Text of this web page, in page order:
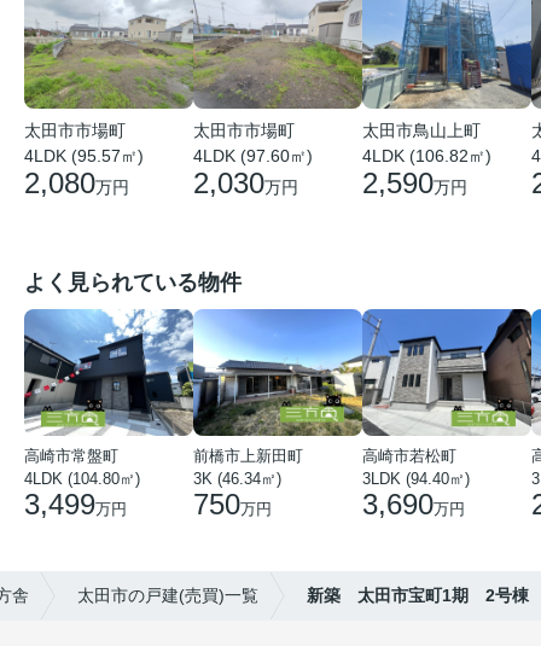
太田市市場町
4LDK (95.57㎡)
2,080万円
太田市市場町
4LDK (97.60㎡)
2,030万円
太田市鳥山上町
4LDK (106.82㎡)
2,590万円
よく見られている物件
高崎市常盤町
4LDK (104.80㎡)
3,499万円
前橋市上新田町
3K (46.34㎡)
750万円
高崎市若松町
3LDK (94.40㎡)
3,690万円
舎 太田市の戸建(売買)一覧 新築 太田市宝町1期 2号棟